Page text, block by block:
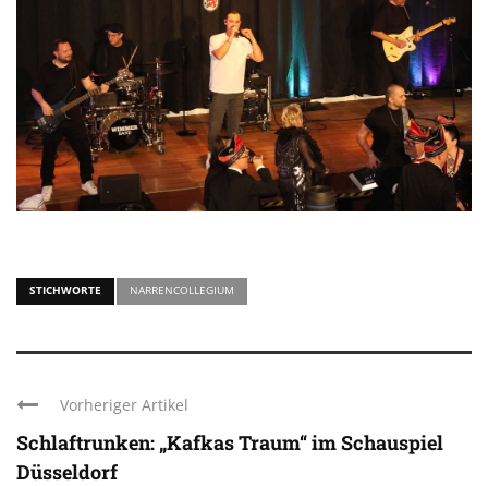
STICHWORTE NARRENCOLLEGIUM
Vorheriger Artikel
Schlaftrunken: „Kafkas Traum“ im Schauspiel
Düsseldorf